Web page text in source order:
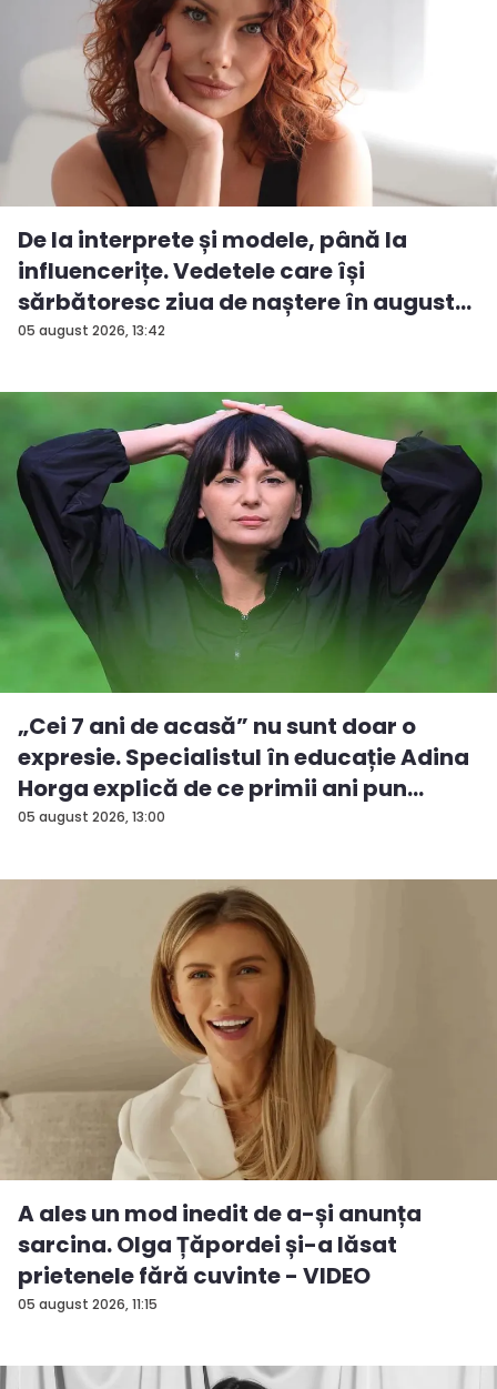
05 august 2026, 13:42
De la interprete și modele, până la
influencerițe. Vedetele care își
sărbătoresc ziua de naștere în august...
05 august 2026, 13:00
„Cei 7 ani de acasă” nu sunt doar o
expresie. Specialistul în educație Adina
Horga explică de ce primii ani pun
baze...
05 august 2026, 11:15
A ales un mod inedit de a-și anunța
sarcina. Olga Țăpordei și-a lăsat
prietenele fără cuvinte - VIDEO